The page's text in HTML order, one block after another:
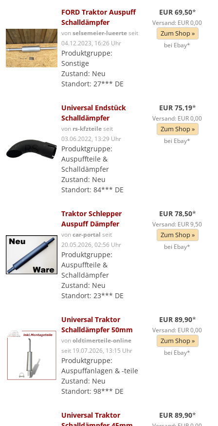
FORD Traktor Auspuff
Schalldämpfer
vonselsemeier-lueerteseit
04.12.2023, 16:26 Uhr
Produktgruppe:
Sonstige
Zustand: Neu
Standort: 27*** DE
EUR 69,50*
Versand: EUR 0,00
Zum Shop »
bei Ebay*
Universal Endstück
Schalldämpfer
von rs-kfzteileseit
03.06.2022, 13:29 Uhr
Produktgruppe:
Auspuffteile &
Schalldämpfer
Zustand: Neu
Standort: 84*** DE
EUR 75,19*
Versand: EUR 0,00
Zum Shop »
bei Ebay*
Traktor Schlepper
Auspuff Dämpfer
voncar-portal seit
20.05.2026, 02:56 Uhr
Produktgruppe:
Auspuffteile &
Schalldämpfer
Zustand: Neu
Standort: 23*** DE
EUR 78,50*
Versand: EUR 9,50
Zum Shop »
bei Ebay*
Universal Traktor
Schalldämpfer 50mm
vonoldtimerteile-online
seit 19.07.2026, 13:15 Uhr
Produktgruppe:
Auspuffanlagen & -teile
Zustand: Neu
Standort: 98*** DE
EUR 89,90*
Versand: EUR 0,00
Zum Shop »
bei Ebay*
Universal Traktor
EUR 89,90*